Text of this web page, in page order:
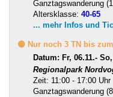
Ganztagswanderung
Altersklasse: 40-65
... mehr Infos und
🟡 Nur noch 3 TN bis
Datum: Fr, 06.11.-
Regionalpark
Zeit: 11:00 - 17:00 Uhr
Ganztagswanderung